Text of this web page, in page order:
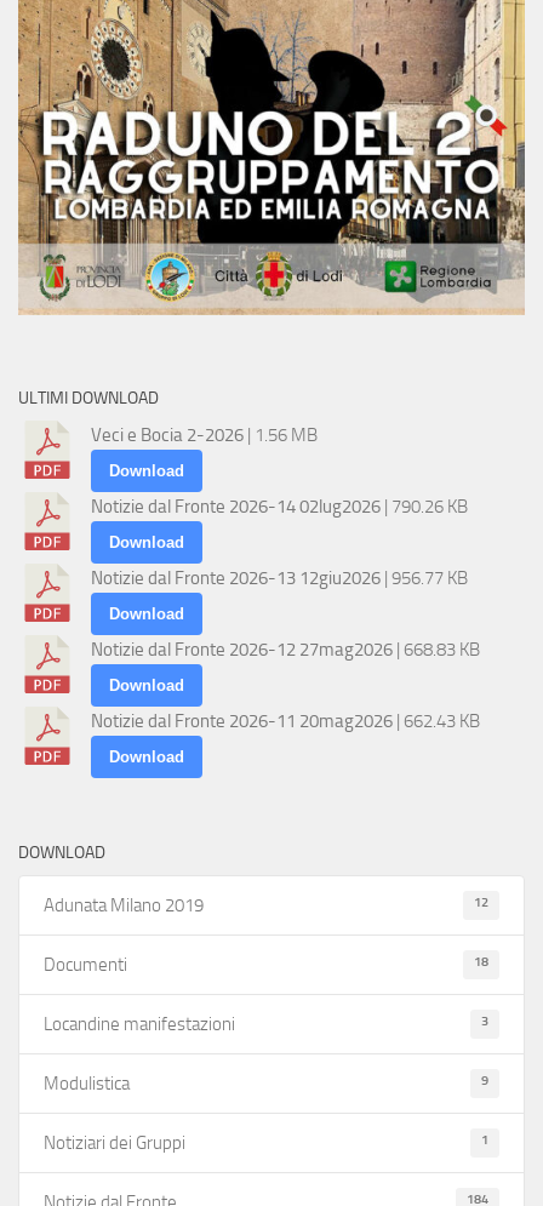
ULTIMI DOWNLOAD
Veci e Bocia 2-2026 | 1.56 MB
Download
Notizie dal Fronte 2026-14 02lug2026 | 790.26 KB
Download
Notizie dal Fronte 2026-13 12giu2026 | 956.77 KB
Download
Notizie dal Fronte 2026-12 27mag2026 | 668.83 KB
Download
Notizie dal Fronte 2026-11 20mag2026 | 662.43 KB
Download
DOWNLOAD
Adunata Milano 2019 12
Documenti 18
Locandine manifestazioni 3
Modulistica 9
Notiziari dei Gruppi 1
184